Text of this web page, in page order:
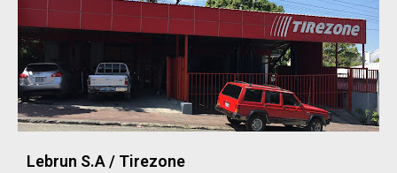
Lebrun S.A / Tirezone